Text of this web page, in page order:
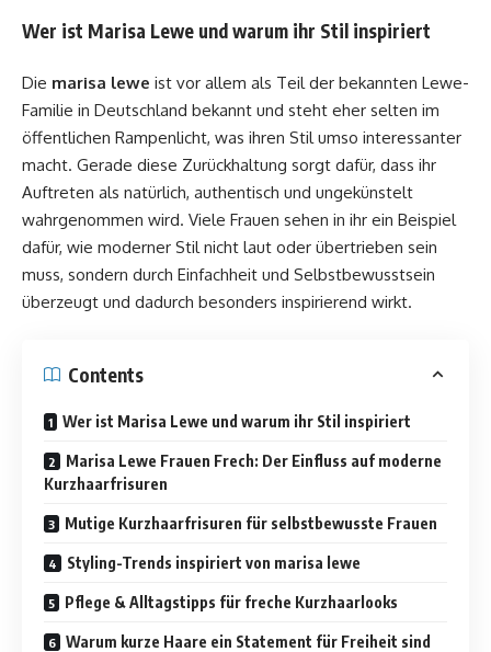
Wer ist Marisa Lewe und warum ihr Stil inspiriert
Die marisa lewe ist vor allem als Teil der bekannten Lewe-
Familie in Deutschland bekannt und steht eher selten im
öffentlichen Rampenlicht, was ihren Stil umso interessanter
macht. Gerade diese Zurückhaltung sorgt dafür, dass ihr
Auftreten als natürlich, authentisch und ungekünstelt
wahrgenommen wird. Viele Frauen sehen in ihr ein Beispiel
dafür, wie moderner Stil nicht laut oder übertrieben sein
muss, sondern durch Einfachheit und Selbstbewusstsein
überzeugt und dadurch besonders inspirierend wirkt.
Contents
Wer ist Marisa Lewe und warum ihr Stil inspiriert
Marisa Lewe Frauen Frech: Der Einfluss auf moderne
Kurzhaarfrisuren
Mutige Kurzhaarfrisuren für selbstbewusste Frauen
Styling-Trends inspiriert von marisa lewe
Pflege & Alltagstipps für freche Kurzhaarlooks
Warum kurze Haare ein Statement für Freiheit sind